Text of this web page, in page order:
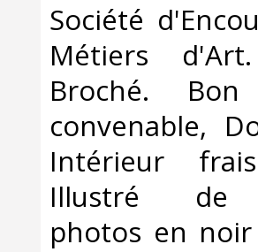
‎Société
Métiers
Broché.
convenable,
Intérieur
Illustré de
photos en